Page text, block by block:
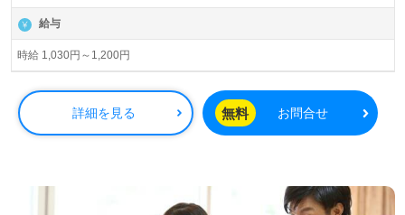
給与
時給 1,030円～1,200円
詳細を見る 無料 お問合せ